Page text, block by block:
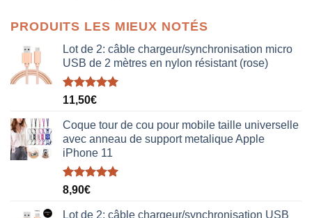
était :
38,00€.
est :
19,00€.
PRODUITS LES MIEUX NOTÉS
Lot de 2: câble chargeur/synchronisation micro
USB de 2 mètres en nylon résistant (rose)
Note5.00
11,50€
Coque tour de cou pour mobile taille universelle
avec anneau de support metalique Apple
iPhone 11
Note5.00
8,90€
Lot de 2: câble chargeur/synchronisation USB